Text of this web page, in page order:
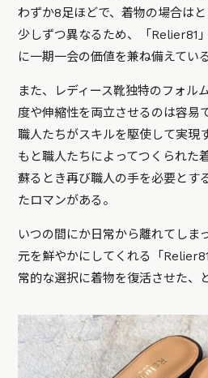
わずか8足ほどで、着物の場合は
少しずつ異なるため、「Relier81
に一期一会の価値を兼ね備えている
また、レディース靴独特のフォル
度や伸縮性を両立させるのは容易
職人たちがスキルを駆使して実現
もと職人たちによってつくられた
蘇るとき再び職人の手を必要とす
たロマンがある。
いつの間にか日常から離れてしま
元を鮮やかにしてくれる「
常的な選択に着物を復活させた、